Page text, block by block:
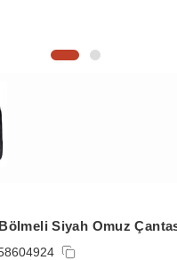
Siyah Omuz